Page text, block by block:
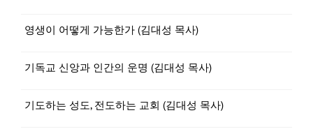
영생이 어떻게 가능한가 (김대성 목사)
기독교 신앙과 인간의 운명 (김대성 목사)
기도하는 성도, 전도하는 교회 (김대성 목사)